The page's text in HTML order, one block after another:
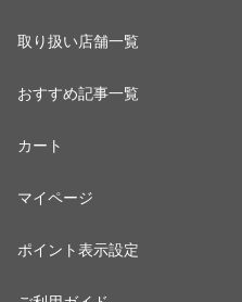
取り扱い店舗一覧
おすすめ記事一覧
カート
マイページ
ポイント表示設定